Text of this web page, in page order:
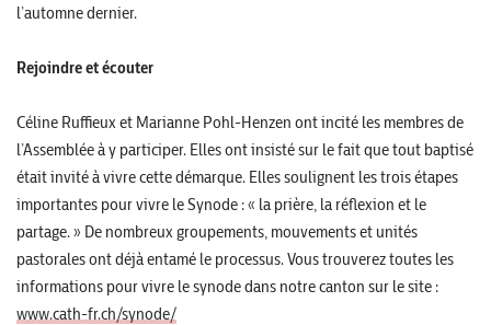
l’automne dernier.
Rejoindre et écouter
Céline Ruffieux et Marianne Pohl-Henzen ont incité les membres de
l’Assemblée à y participer. Elles ont insisté sur le fait que tout baptisé
était invité à vivre cette démarque. Elles soulignent les trois étapes
importantes pour vivre le Synode : « la prière, la réflexion et le
partage. » De nombreux groupements, mouvements et unités
pastorales ont déjà entamé le processus. Vous trouverez toutes les
informations pour vivre le synode dans notre canton sur le site :
www.cath-fr.ch/synode/